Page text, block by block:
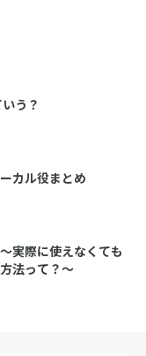
う？
カル役まとめ
実際に使えなくても
法って？〜